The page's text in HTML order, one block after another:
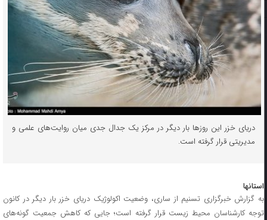
دریای خزر این روزها بار دیگر در مرکز یک جدال جدی میان روایت‌های علمی و
مدیریتی قرار گرفته است.
استانها
به گزارش خبرگزاری تسنیم از ساری، وضعیت اکولوژیک دریای خزر بار دیگر در کانون
توجه کارشناسان محیط زیست قرار گرفته است؛ جایی که کاهش جمعیت گونه‌های